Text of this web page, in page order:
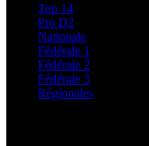
Top 14
Pro D2
Nationale
Fédérale 1
Fédérale 2
Fédérale 3
Régionales